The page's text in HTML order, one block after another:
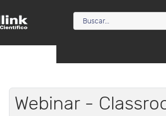
Webinar -